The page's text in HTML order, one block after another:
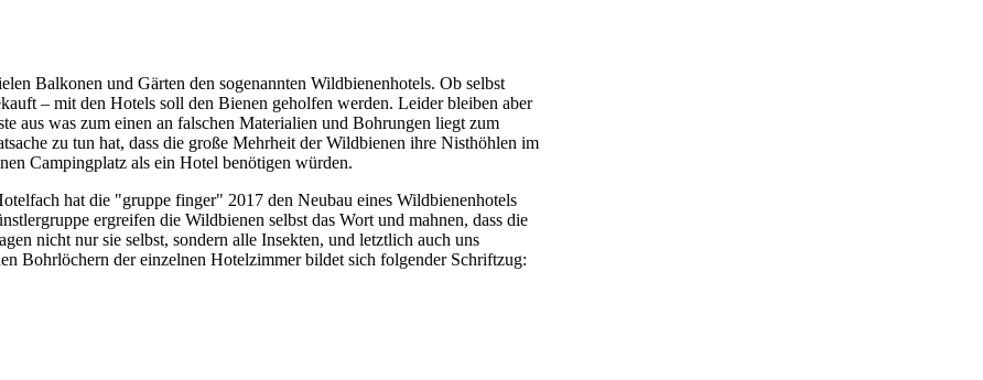
Balkonen und Gärten den sogenannten Wildbienenhotels. Ob selbst
– mit den Hotels soll den Bienen geholfen werden. Leider bleiben aber
aus was zum einen an falschen Materialien und Bohrungen liegt zum
zu tun hat, dass die große Mehrheit der Wildbienen ihre Nisthöhlen im
Campingplatz als ein Hotel benötigen würden.
hat die "gruppe finger" 2017 den Neubau eines Wildbienenhotels
ergreifen die Wildbienen selbst das Wort und mahnen, dass die
nicht nur sie selbst, sondern alle Insekten, und letztlich auch uns
Bohrlöchern der einzelnen Hotelzimmer bildet sich folgender Schriftzug: